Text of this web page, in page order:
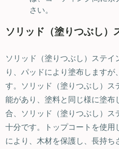
さい。
ソリッド（塗りつぶし）
ソリッド（塗りつぶし）ステ
り、パッドにより塗布します
す。ソリッド（塗りつぶし）
能があり、塗料と同じ様に塗布
合、ソリッド（塗りつぶし）ス
十分です。トップコートを使
により、木材を保護し、長持ち